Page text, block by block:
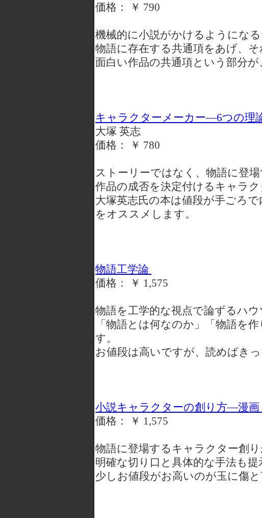
価格： ￥ 790
機械的に小説がかけるようにな
物語に存在する共通項をあげ、
面白い作品の共通項という部分
キャラクターメーカー―6つの理
大塚 英志
価格： ￥ 780
ストーリーではなく、物語に登
作品の成否を決定付けるキャラ
大塚英志氏の本は値段が手ごろ
をオススメします。
物語工学論
価格： ￥ 1,575
物語を工学的な視点で論ずるハウ
「物語とは何なのか」「物語を
す。
お値段は高いですが、読めばき
小説キャラクターの創り方―漫
価格： ￥ 1,575
物語に登場するキャラクター創り
明確な切り口と具体的な手法も提
少しお値段がお高いのが玉に傷